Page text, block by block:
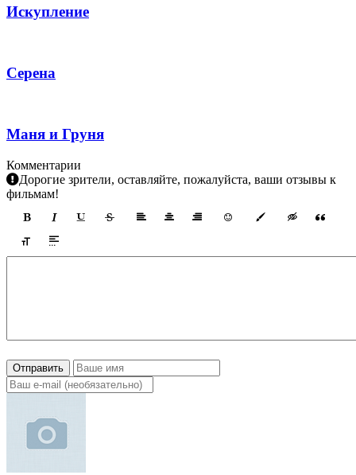
Искупление
Серена
Маня и Груня
Комментарии
Дорогие зрители, оставляйте, пожалуйста, ваши отзывы к
фильмам!
Отправить